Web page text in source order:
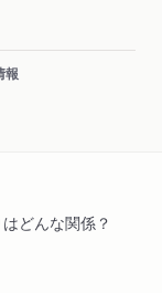
報
どんな関係？